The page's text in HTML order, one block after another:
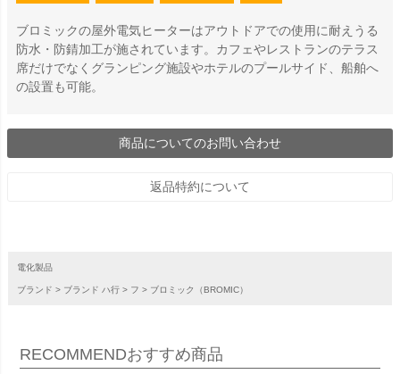
ブロミックの屋外電気ヒーターはアウトドアでの使用に耐えうる
防水・防錆加工が施されています。カフェやレストランのテラス
席だけでなくグランピング施設やホテルのプールサイド、船舶へ
の設置も可能。
商品についてのお問い合わせ
返品特約について
電化製品
ブランド ブランド ハ行 フ ブロミック（BROMIC）
RECOMMENDおすすめ商品